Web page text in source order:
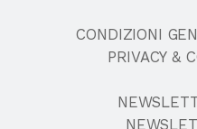
CONDIZIONI
PRIVACY &